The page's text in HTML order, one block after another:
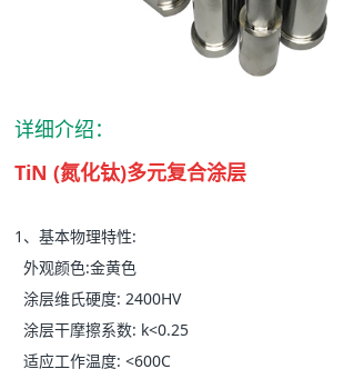
详细介绍：
TiN (氮化钛)多元复合涂层
1、基本物理特性:
外观颜色:金黄色
涂层维氏硬度: 2400HV
涂层干摩擦系数: k<0.25
适应工作温度: <600C